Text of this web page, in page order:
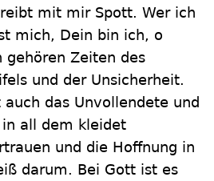
mit mir Spott. Wer ich
mich, Dein bin ich, o
Zeiten des
und der Unsicherheit.
das Unvollendete und
all dem kleidet
und die Hoffnung in
darum. Bei Gott ist es